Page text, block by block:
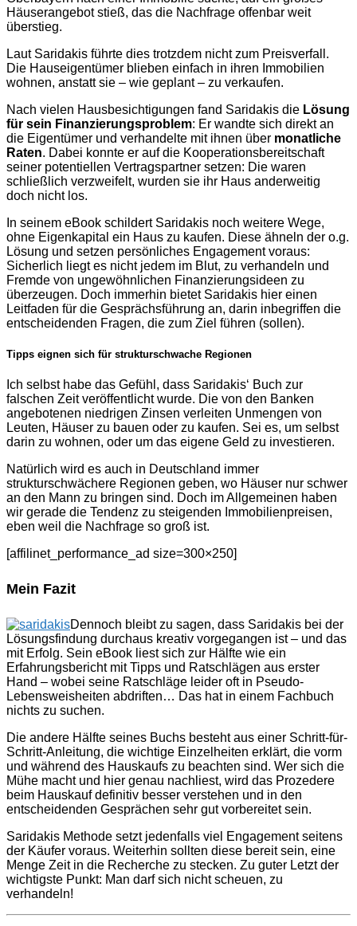
Häuserangebot stieß, das die Nachfrage offenbar weit
überstieg.
Laut Saridakis führte dies trotzdem nicht zum Preisverfall.
Die Hauseigentümer blieben einfach in ihren Immobilien
wohnen, anstatt sie – wie geplant – zu verkaufen.
Nach vielen Hausbesichtigungen fand Saridakis die Lösung
für sein Finanzierungsproblem: Er wandte sich direkt an
die Eigentümer und verhandelte mit ihnen über monatliche
Raten. Dabei konnte er auf die Kooperationsbereitschaft
seiner potentiellen Vertragspartner setzen: Die waren
schließlich verzweifelt, wurden sie ihr Haus anderweitig
doch nicht los.
In seinem eBook schildert Saridakis noch weitere Wege,
ohne Eigenkapital ein Haus zu kaufen. Diese ähneln der o.g.
Lösung und setzen persönliches Engagement voraus:
Sicherlich liegt es nicht jedem im Blut, zu verhandeln und
Fremde von ungewöhnlichen Finanzierungsideen zu
überzeugen. Doch immerhin bietet Saridakis hier einen
Leitfaden für die Gesprächsführung an, darin inbegriffen die
entscheidenden Fragen, die zum Ziel führen (sollen).
Tipps eignen sich für strukturschwache Regionen
Ich selbst habe das Gefühl, dass Saridakis‘ Buch zur
falschen Zeit veröffentlicht wurde. Die von den Banken
angebotenen niedrigen Zinsen verleiten Unmengen von
Leuten, Häuser zu bauen oder zu kaufen. Sei es, um selbst
darin zu wohnen, oder um das eigene Geld zu investieren.
Natürlich wird es auch in Deutschland immer
strukturschwächere Regionen geben, wo Häuser nur schwer
an den Mann zu bringen sind. Doch im Allgemeinen haben
wir gerade die Tendenz zu steigenden Immobilienpreisen,
eben weil die Nachfrage so groß ist.
[affilinet_performance_ad size=300×250]
Mein Fazit
Dennoch bleibt zu sagen, dass Saridakis bei der
Lösungsfindung durchaus kreativ vorgegangen ist – und das
mit Erfolg. Sein eBook liest sich zur Hälfte wie ein
Erfahrungsbericht mit Tipps und Ratschlägen aus erster
Hand – wobei seine Ratschläge leider oft in Pseudo-
Lebensweisheiten abdriften… Das hat in einem Fachbuch
nichts zu suchen.
Die andere Hälfte seines Buchs besteht aus einer Schritt-für-
Schritt-Anleitung, die wichtige Einzelheiten erklärt, die vorm
und während des Hauskaufs zu beachten sind. Wer sich die
Mühe macht und hier genau nachliest, wird das Prozedere
beim Hauskauf definitiv besser verstehen und in den
entscheidenden Gesprächen sehr gut vorbereitet sein.
Saridakis Methode setzt jedenfalls viel Engagement seitens
der Käufer voraus. Weiterhin sollten diese bereit sein, eine
Menge Zeit in die Recherche zu stecken. Zu guter Letzt der
wichtigste Punkt: Man darf sich nicht scheuen, zu
verhandeln!